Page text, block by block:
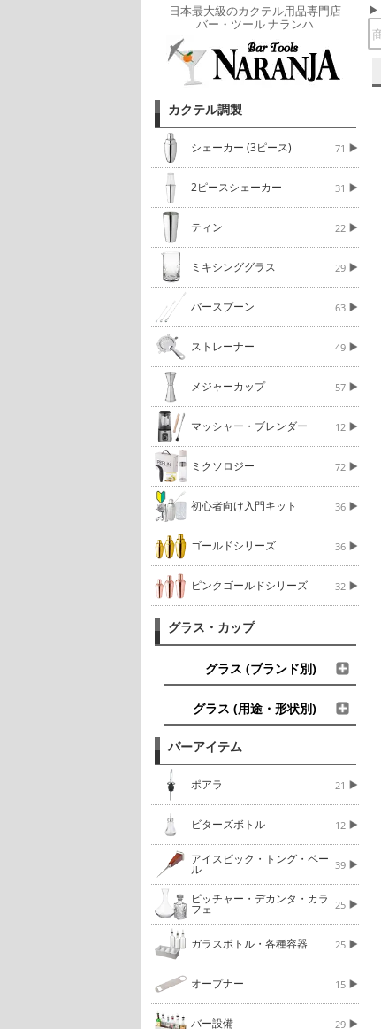
日本最大級のカクテル用品専門店
バー・ツール ナランハ
カクテル調製
シェーカー (3ピース) 71
2ピースシェーカー 31
ティン 22
ミキシンググラス 29
バースプーン 63
ストレーナー 49
メジャーカップ 57
マッシャー・ブレンダー 12
ミクソロジー 72
初心者向け入門キット 36
ゴールドシリーズ 36
ピンクゴールドシリーズ 32
グラス・カップ
グラス (ブランド別)
グラス (用途・形状別)
バーアイテム
ポアラ 21
ビターズボトル 12
アイスピック・トング・ペー
ル 39
ピッチャー・デカンタ・カラ
フェ 25
ガラスボトル・各種容器 25
オープナー 15
バー設備 29